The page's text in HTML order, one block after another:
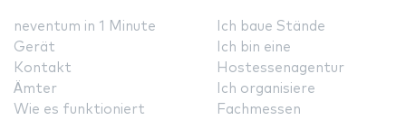
neventum in 1 Minute
Gerät
Kontakt
Ämter
Wie es funktioniert
Ich baue Stände
Ich bin eine
Hostessenagentur
Ich organisiere
Fachmessen